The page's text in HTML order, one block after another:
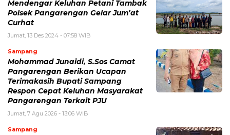
Mendengar Keluhan Petani Tambak
Polsek Pangarengan Gelar Jum’at
Curhat
Jumat, 13 Des 2024 - 07:58 WIB
Sampang
Mohammad Junaidi, S.Sos Camat
Pangarengan Berikan Ucapan
Terimakasih Bupati Sampang
Respon Cepat Keluhan Masyarakat
Pangarengan Terkait PJU
Jumat, 7 Agu 2026 - 13:06 WIB
Sampang